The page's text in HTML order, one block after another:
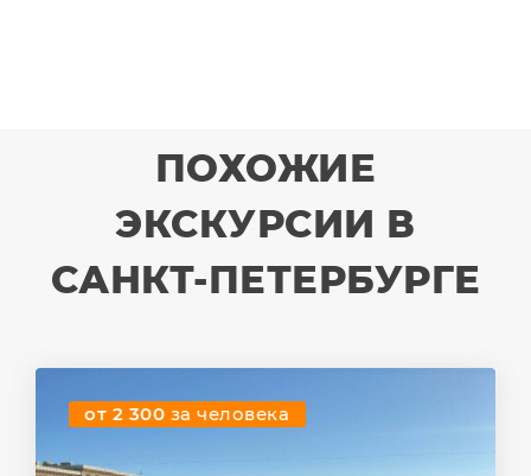
ПОХОЖИЕ
ЭКСКУРСИИ В
САНКТ-ПЕТЕРБУРГЕ
от 2 300 за человека